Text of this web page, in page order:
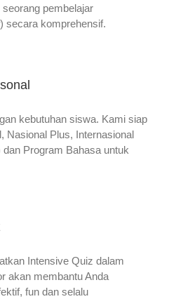
pembelajar
) secara komprehensif.
kebutuhan siswa. Kami siap
Nasional Plus, Internasional
Program Bahasa untuk
Intensive Quiz dalam
akan membantu Anda
fun dan selalu